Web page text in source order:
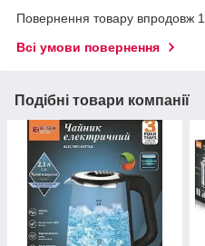
Повернення товару впродовж
Всі умови повернення
Подібні товари компанії